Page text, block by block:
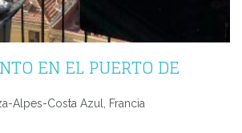
EN EL PUERTO DE
Alpes-Costa Azul, Francia